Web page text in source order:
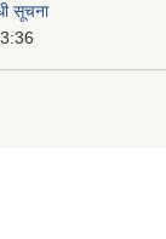
सूचना